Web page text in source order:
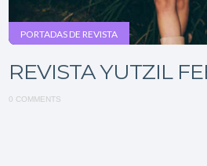
PORTADAS DE REVISTA
REVISTA YUTZIL
0 COMMENTS